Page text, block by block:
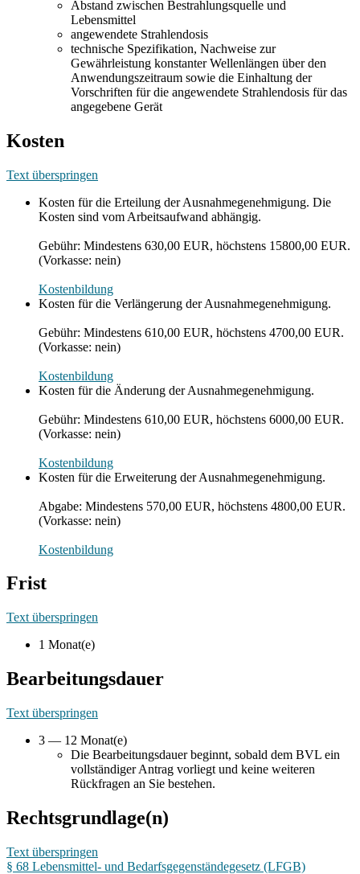
Abstand zwischen Bestrahlungsquelle und
Lebensmittel
angewendete Strahlendosis
technische Spezifikation, Nachweise zur
Gewährleistung konstanter Wellenlängen über den
Anwendungszeitraum sowie die Einhaltung der
Vorschriften für die angewendete Strahlendosis für das
angegebene Gerät
Kosten
Text überspringen
Kosten für die Erteilung der Ausnahmegenehmigung. Die
Kosten sind vom Arbeitsaufwand abhängig.
Gebühr: Mindestens 630,00 EUR, höchstens 15800,00 EUR.
(Vorkasse: nein)
Kostenbildung
Kosten für die Verlängerung der Ausnahmegenehmigung.
Gebühr: Mindestens 610,00 EUR, höchstens 4700,00 EUR.
(Vorkasse: nein)
Kostenbildung
Kosten für die Änderung der Ausnahmegenehmigung.
Gebühr: Mindestens 610,00 EUR, höchstens 6000,00 EUR.
(Vorkasse: nein)
Kostenbildung
Kosten für die Erweiterung der Ausnahmegenehmigung.
Abgabe: Mindestens 570,00 EUR, höchstens 4800,00 EUR.
(Vorkasse: nein)
Kostenbildung
Frist
Text überspringen
1 Monat(e)
Bearbeitungsdauer
Text überspringen
3 — 12 Monat(e)
Die Bearbeitungsdauer beginnt, sobald dem BVL ein
vollständiger Antrag vorliegt und keine weiteren
Rückfragen an Sie bestehen.
Rechtsgrundlage(n)
Text überspringen
§ 68 Lebensmittel- und Bedarfsgegenständegesetz (LFGB)